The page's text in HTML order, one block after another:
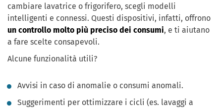
cambiare lavatrice o frigorifero, scegli modelli
intelligenti e connessi. Questi dispositivi, infatti, offrono
un controllo molto più preciso dei consumi, e ti aiutano
a fare scelte consapevoli.
Alcune funzionalità utili?
Avvisi in caso di anomalie o consumi anomali.
Suggerimenti per ottimizzare i cicli (es. lavaggi a